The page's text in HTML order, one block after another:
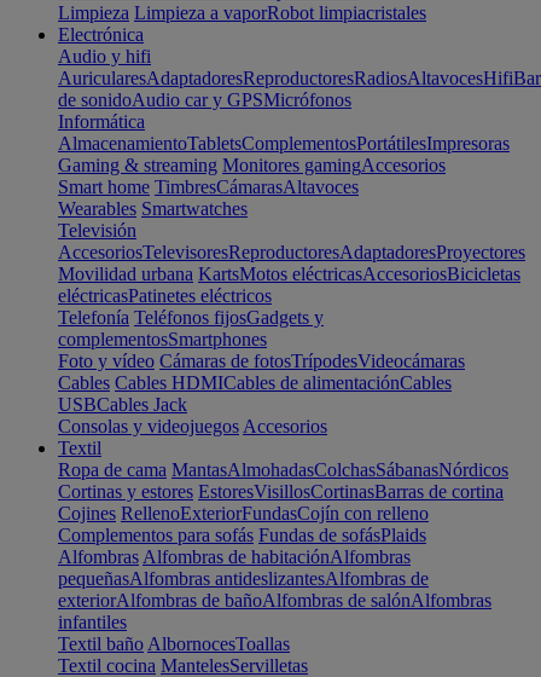
Limpieza Limpieza a vaporRobot limpiacristales
Electrónica
Audio y hifi
AuricularesAdaptadoresReproductoresRadiosAltavocesHifi
de sonidoAudio car y GPSMicrófonos
Informática
AlmacenamientoTabletsComplementosPortátilesImpresoras
Gaming & streaming Monitores gamingAccesorios
Smart home TimbresCámarasAltavoces
Wearables Smartwatches
Televisión
AccesoriosTelevisoresReproductoresAdaptadoresProyectores
Movilidad urbana KartsMotos eléctricasAccesoriosBicicletas
eléctricasPatinetes eléctricos
Telefonía Teléfonos fijosGadgets y
complementosSmartphones
Foto y vídeo Cámaras de fotosTrípodesVideocámaras
Cables Cables HDMICables de alimentaciónCables
USBCables Jack
Consolas y videojuegos Accesorios
Textil
Ropa de cama MantasAlmohadasColchasSábanasNórdicos
Cortinas y estores EstoresVisillosCortinasBarras de cortina
Cojines RellenoExteriorFundasCojín con relleno
Complementos para sofás Fundas de sofásPlaids
Alfombras Alfombras de habitaciónAlfombras
pequeñasAlfombras antideslizantesAlfombras de
exteriorAlfombras de bañoAlfombras de salónAlfombras
infantiles
Textil baño AlbornocesToallas
Textil cocina MantelesServilletas